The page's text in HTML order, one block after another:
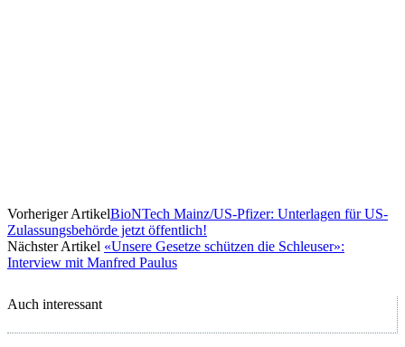
Vorheriger ArtikelBioNTech Mainz/US-Pfizer: Unterlagen für US-
Zulassungsbehörde jetzt öffentlich!
Nächster Artikel «Unsere Gesetze schützen die Schleuser»:
Interview mit Manfred Paulus
Auch interessant